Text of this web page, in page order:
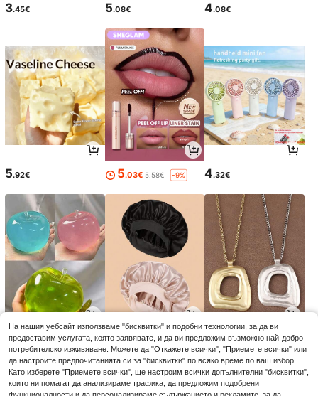
3.45€ 5.08€ 4.08€
5.92€ 5.03€ 5.58€ -9% 4.32€
3.77€3.88€ -2% 3.33€ 5.23€
На нашия уебсайт използваме "бисквитки" и подобни технологии, за да ви
предоставим услугата, която заявявате, и да ви предложим възможно най-добро
потребителско изживяване. Можете да "Откажете всички", "Приемете всички" или
да настроите предпочитанията си за "бисквитки" по всяко време по ваш избор.
Като изберете "Приемете всички", ще настроим всички допълнителни "бисквитки",
които ни помагат да анализираме трафика, да предложим подобрени